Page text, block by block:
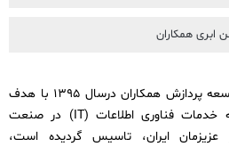
ابری همکاران
شرکت طرح و توسعه پردازش همکاران درسال ۱۳۹۵ با هدف
تسهیل و توسعه خدمات فناوری اطلاعات (IT) در صنعت
ایران، تاسیس گردیده است،